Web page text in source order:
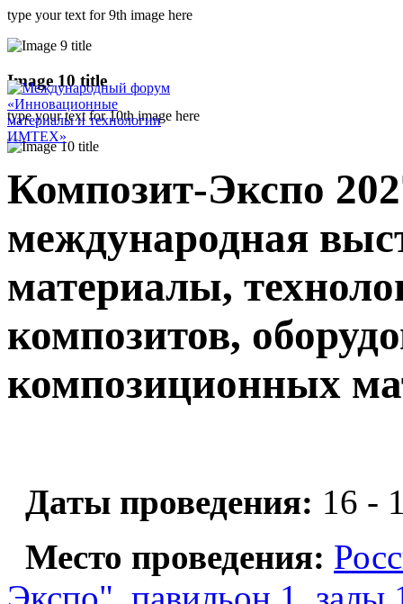
type your text for 9th image here
Image 10 title
type your text for 10th image here
Композит-Экспо
международная
материалы,
композитов,
композиционных
Даты проведения: 16 -
Место проведения: